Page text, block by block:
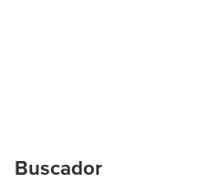
Buscador